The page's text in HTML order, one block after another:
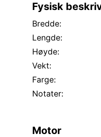
Fysisk
Bredde:
Lengde:
Høyde:
Vekt:
Farge:
Notater:
Motor